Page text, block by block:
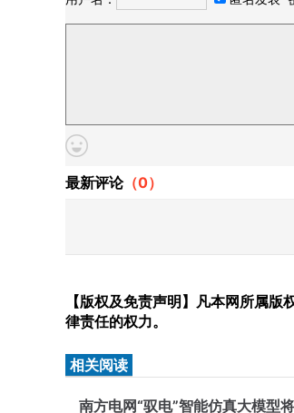
最新评论（0）
【版权及免责声明】凡本网所属
律责任的权力。
相关阅读
南方电网“驭电”智能仿真大模型